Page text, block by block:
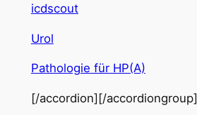
icdscout
Urol
Pathologie für HP(A)
[/accordion][/accordiongroup]